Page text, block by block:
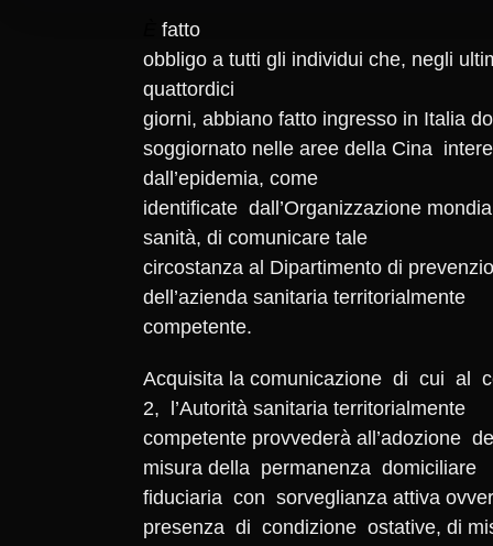
fatto
obbligo a tutti gli individui che, negli
quattordici
giorni, abbiano fatto ingresso in Italia
soggiornato nelle aree della Cina
dall’epidemia, come
identificate dall’Organizzazione
sanità, di comunicare tale
circostanza al Dipartimento di
dell’azienda sanitaria territorialmente
competente.
Acquisita la comunicazione di cui al
2, l’Autorità sanitaria territorialmente
competente provvederà all’adozione
misura della permanenza domiciliare
fiduciaria con sorveglianza attiva
presenza di condizione ostative, di